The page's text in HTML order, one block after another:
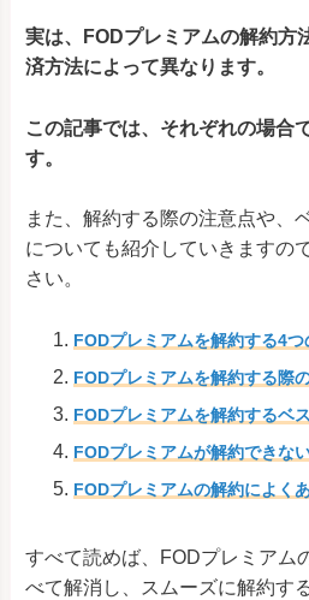
実は、FODプレミアムの解約方
済方法によって異なります。
この記事では、それぞれの場合
す。
また、解約する際の注意点や、
についても紹介していきますの
さい。
FODプレミアムを解約する4
FODプレミアムを解約する際
FODプレミアムを解約するベ
FODプレミアムが解約できな
FODプレミアムの解約によく
すべて読めば、FODプレミアム
べて解消し、スムーズに解約す